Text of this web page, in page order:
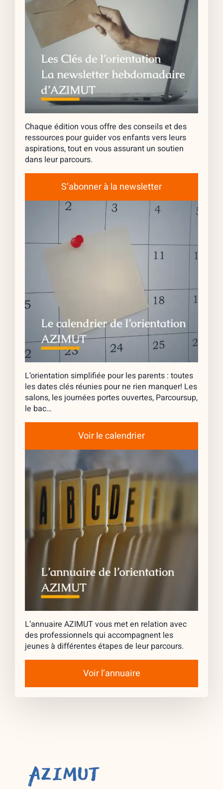
Chaque édition vous offre des conseils et des
ressources pour guider vos enfants vers leurs
aspirations, tout en vous assurant un soutien
dans leur parcours.
S’abonner à la newsletter
L’orientation simplifiée pour les parents : toutes
les dates clés réunies pour ne rien manquer! Les
salons, les journées portes ouvertes, Parcoursup,
le bac…
Voir le calendrier
L’annuaire AZIMUT vous met en relation avec
des professionnels qui accompagnent les
jeunes à différentes étapes de leur parcours.
Voir l’annuaire